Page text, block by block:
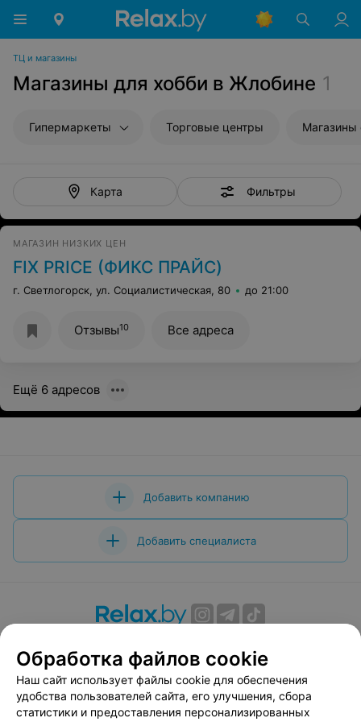
ТЦ и магазины
Магазины для хобби в Жлобине 1
Гипермаркеты Торговые центры
Карта Фильтры
МАГАЗИН НИЗКИХ ЦЕН
FIX PRICE (ФИКС ПРАЙС)
г. Светлогорск, ул. Социалистическая, 80 до 21:00
Отзывы10 Все адреса
Ещё 6 адресов
Добавить компанию
Добавить специалиста
Вакансии
Публичный договор
Способы оплаты
Публичный договор по использованию сервиса
«Афиша»
Обработка файлов cookie
Наш сайт использует файлы cookie для обеспечения
удобства пользователей сайта, его улучшения, сбора
статистики и предоставления персонализированных